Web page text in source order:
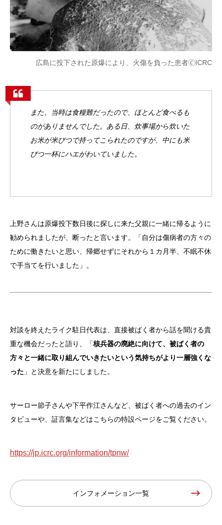
広島に投下された原爆により、火傷を負った患者🄫ICRC
また、当時は食糧難だったので、ほとんど食べるも
のがありませんでした。ある日、炊事場から炊いた
お米が米びつで持ってこられたのですが、中にも米
びつ一杯にハエがわいていました。
上野さんは原爆投下数日後に探しに来た父親に一緒に帰るように
勧められましたが、断ったと言います。「自分は傷病者の方々の
ために働きたいと思い、帰郷せずにそれから１カ月半、不眠不休
で手当てを行いました」。
対談を終えたライク駐日代表は、直接被ばく者から話を聞ける貴
重な機会だったと語り、「核兵器の廃絶に向けて、被ばく者の
方々と一緒に取り組んでいきたいという気持ちがより一層強くな
った 」と決意を新たにしました。
サーロー節子さんや下平作江さんなど、被ばく者への過去のイン
タビューや、証言集などはこちらの特設ページをご覧ください。
https://jp.icrc.org/information/tpnw/
インフォメーション一覧